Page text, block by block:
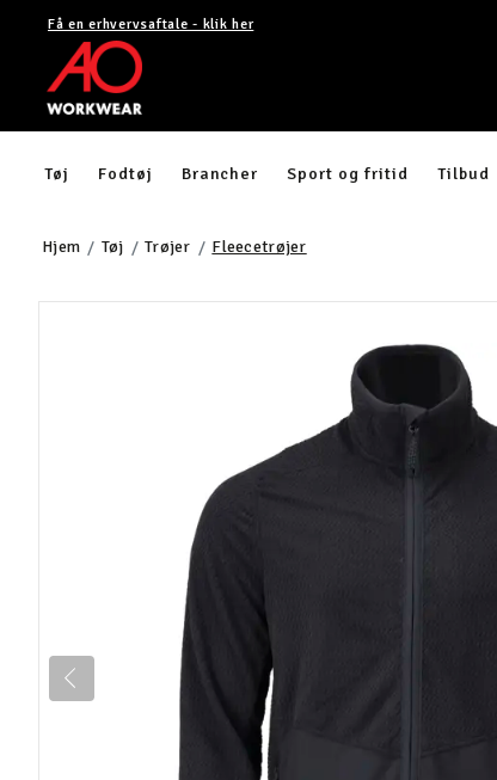
Få en erhvervsaftale - klik her
Tøj Fodtøj Brancher Sport og fritid Tilbud
Hjem Tøj Trøjer Fleecetrøjer